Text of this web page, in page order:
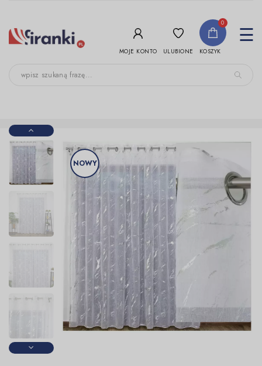
MOJE KONTO ULUBIONE
0
KOSZYK
☰
NOWY